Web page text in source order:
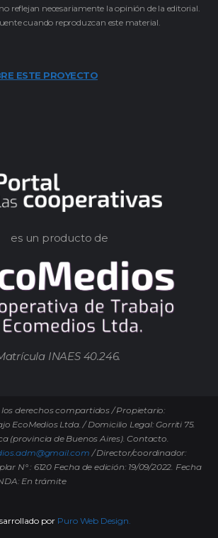
reflejan necesariamente la opinión de la editorial.
cuando reproduzcan este material.
ESTE PROYECTO
es un producto de
INAES 40.246.
los derechos compartidos / Propietario:
EcoMedios Ltda. / Domicilio Legal: Gorriti 75.
(provincia de Buenos Aires). Contacto.
/ Director/coordinador:
N° : 6120 Fecha de edición: 19/09/2022. Fecha
En trámite
por Puro Web Design.